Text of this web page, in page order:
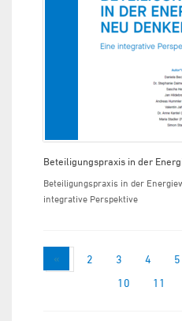
Beteiligungspraxis in der
Beteiligungspraxis in der
integrative Perspektive
«1 2 3 4 5
10
11